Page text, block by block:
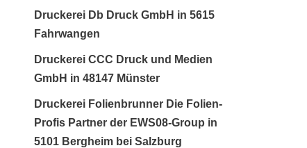
Druckerei Db Druck GmbH in 5615
Fahrwangen
Druckerei CCC Druck und Medien
GmbH in 48147 Münster
Druckerei Folienbrunner Die Folien-
Profis Partner der EWS08-Group in
5101 Bergheim bei Salzburg